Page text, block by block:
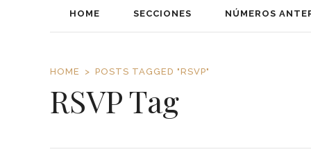
HOME SECCIONES NÚMEROS
HOME POSTS TAGGED "RSVP"
RSVP Tag